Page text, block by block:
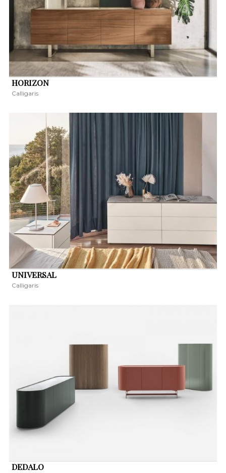
HORIZON
Calligaris
UNIVERSAL
Calligaris
DEDALO